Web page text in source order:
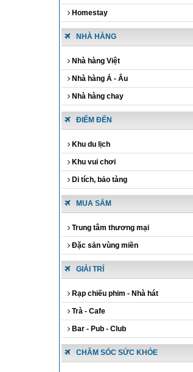
Homestay
NHÀ HÀNG
Nhà hàng Việt
Nhà hàng Á - Âu
Nhà hàng chay
ĐIỂM ĐẾN
Khu du lịch
Khu vui chơi
Di tích, bảo tàng
MUA SẮM
Trung tâm thương mại
Đặc sản vùng miền
GIẢI TRÍ
Rạp chiếu phim - Nhà hát
Trà - Cafe
Bar - Pub - Club
CHĂM SÓC SỨC KHỎE